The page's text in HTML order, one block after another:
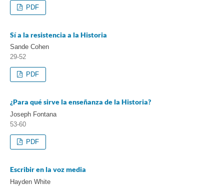
PDF
Sí a la resistencia a la Historia
Sande Cohen
29-52
PDF
¿Para qué sirve la enseñanza de la Historia?
Joseph Fontana
53-60
PDF
Escribir en la voz media
Hayden White